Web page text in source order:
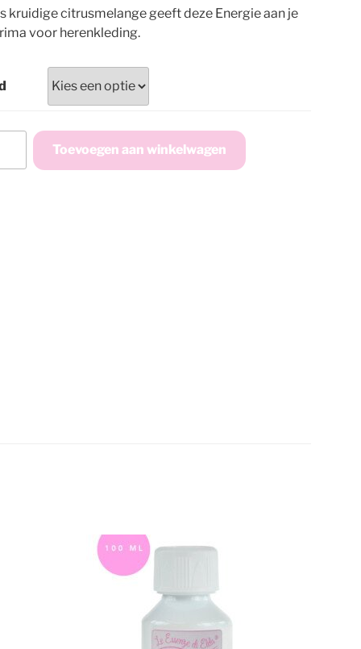
tot
€27.50
kruidige citrusmelange geeft deze Energie aan je
voor herenkleding.
Toevoegen aan winkelwagen